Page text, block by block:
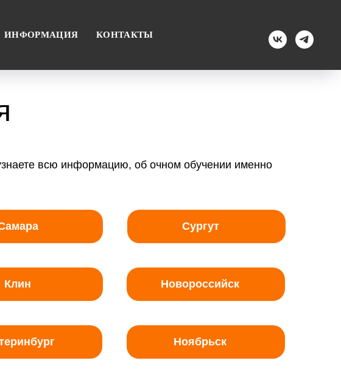
ИНФОРМАЦИЯ КОНТАКТЫ
Ноябрьск
Новороссийск
Клин
Сургут
всю информацию, об очном обучении именно